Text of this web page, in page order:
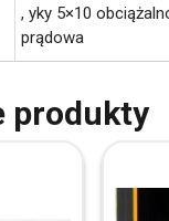
, yky 5×10
prądowa
produkty